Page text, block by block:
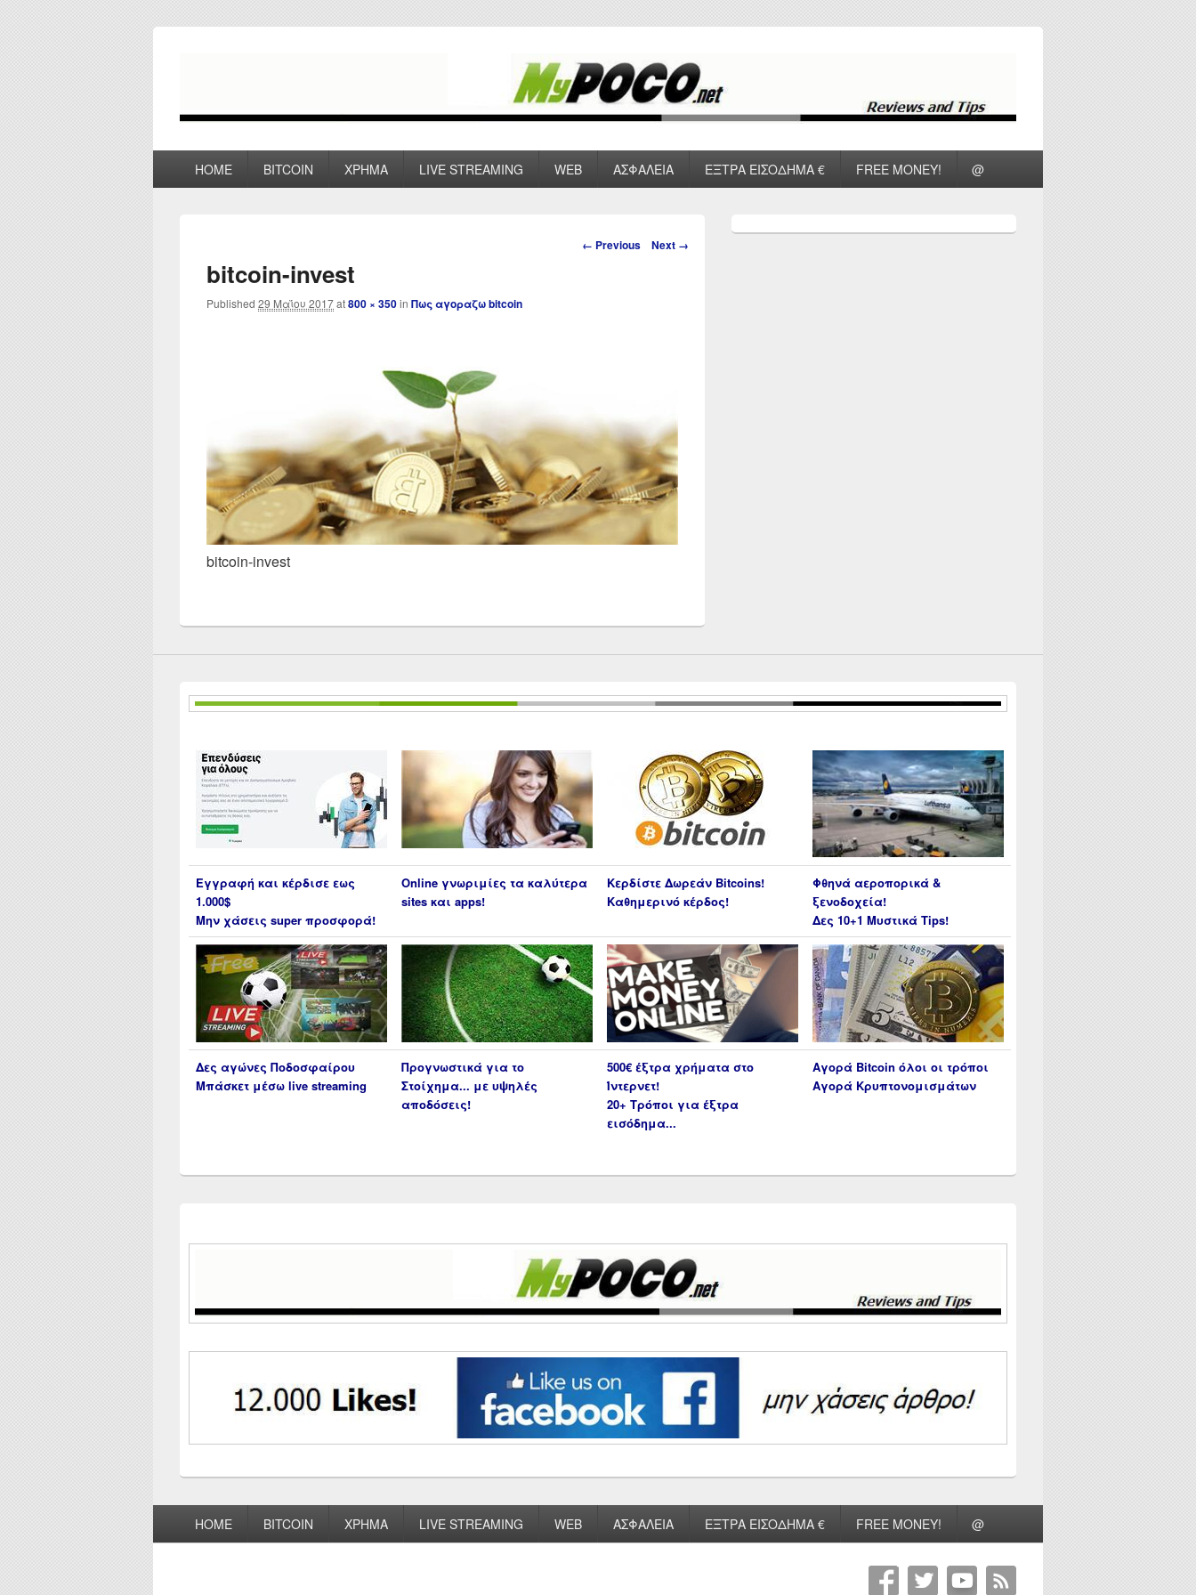
HOME BITCOIN ΧΡΗΜΑ LIVE STREAMING WEB ΑΣΦΑΛΕΙΑ ΕΞΤΡΑ ΕΙΣΟΔΗΜΑ € FREE MONEY! @
Image
← Previous Next →
bitcoin-invest
Published 29 Μαΐου 2017at800 × 350in Πως αγοραζω bitcoin
bitcoin-invest
Sidebar
Εγγραφή και κέρδισε εως
1.000$
Μην χάσεις super προσφορά!
Online γνωριμίες τα καλύτερα
sites και apps!
Κερδίστε Δωρεάν Bitcoins!
Καθημερινό κέρδος!
Φθηνά αεροπορικά &
ξενοδοχεία!
Δες 10+1 Μυστικά Tips!
Δες αγώνες Ποδοσφαίρου
Μπάσκετ μέσω live streaming
Προγνωστικά για το
Στοίχημα... με υψηλές
αποδόσεις!
500€ έξτρα χρήματα στο
Ίντερνετ!
20+ Τρόποι για έξτρα
εισόδημα...
Αγορά Bitcoin όλοι οι τρόποι
Αγορά Κρυπτονομισμάτων
HOME BITCOIN ΧΡΗΜΑ LIVE STREAMING WEB ΑΣΦΑΛΕΙΑ ΕΞΤΡΑ ΕΙΣΟΔΗΜΑ € FREE MONEY! @